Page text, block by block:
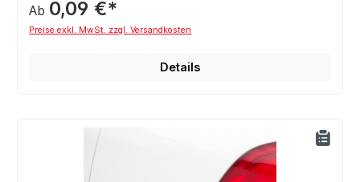
Ab 0,09 €*
Preise exkl. MwSt. zzgl. Versandkosten
Details